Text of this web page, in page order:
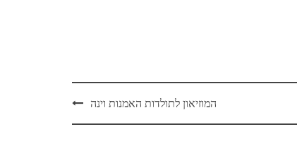
המוזיאון לתולדות האמנות וינה